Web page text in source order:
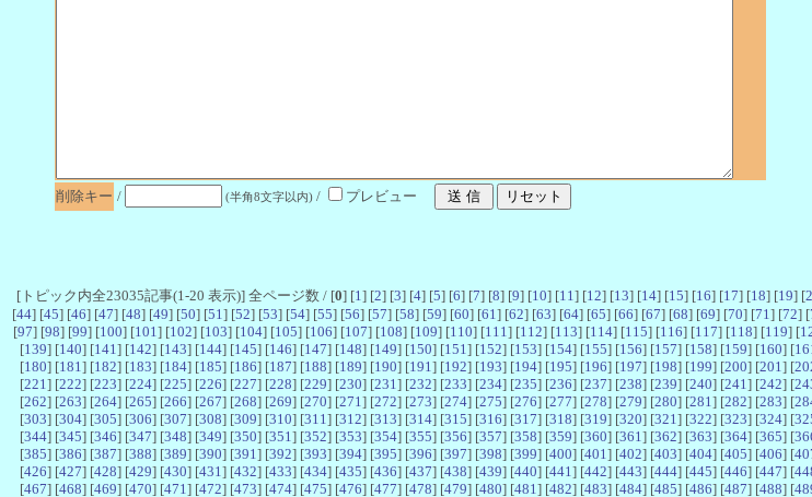
削除キー / (半角8文字以内) / プレビュー
[トピック内全23035記事(1-20 表示)] 全ページ数 / [0] [1 ] [2] [3] [4] [5] [6] [7] [8] [9] [10] [11 ] [12] [13] [14] [15] [16] [17] [18] [19] [
[44] [45] [46] [47] [48] [49] [50] [51 ] [52] [53] [54] [55] [56] [57] [58] [59] [60] [61 ] [62] [63] [64] [65] [66] [67] [68] [69] [70] [71 ] [72] [
[97] [98] [99] [100] [101 ] [102] [103] [104] [105] [106] [107] [108] [109] [110] [111 ] [112] [113] [114] [115] [116] [117] [118] [119] [
[139] [140] [141 ] [142] [143] [144] [145] [146] [147] [148] [149] [150] [151 ] [152] [153] [154] [155] [156] [157] [158] [159] [160] [
[180] [181 ] [182] [183] [184] [185] [186] [187] [188] [189] [190] [191 ] [192] [193] [194] [195] [196] [197] [198] [199] [200] [201 ] [
[221 ] [222] [223] [224] [225] [226] [227] [228] [229] [230] [231 ] [232] [233] [234] [235] [236] [237] [238] [239] [240] [241 ] [242] [
[262] [263] [264] [265] [266] [267] [268] [269] [270] [271 ] [272] [273] [274] [275] [276] [277] [278] [279] [280] [281 ] [282] [283] [
[303] [304] [305] [306] [307] [308] [309] [310] [311 ] [312] [313] [314] [315] [316] [317] [318] [319] [320] [321 ] [322] [323] [324] [
[344] [345] [346] [347] [348] [349] [350] [351 ] [352] [353] [354] [355] [356] [357] [358] [359] [360] [361 ] [362] [363] [364] [365] [
[385] [386] [387] [388] [389] [390] [391 ] [392] [393] [394] [395] [396] [397] [398] [399] [400] [401 ] [402] [403] [404] [405] [406] [
[426] [427] [428] [429] [430] [431 ] [432] [433] [434] [435] [436] [437] [438] [439] [440] [441 ] [442] [443] [444] [445] [446] [447] [
[467] [468] [469] [470] [471 ] [472] [473] [474] [475] [476] [477] [478] [479] [480] [481 ] [482] [483] [484] [485] [486] [487] [488] [